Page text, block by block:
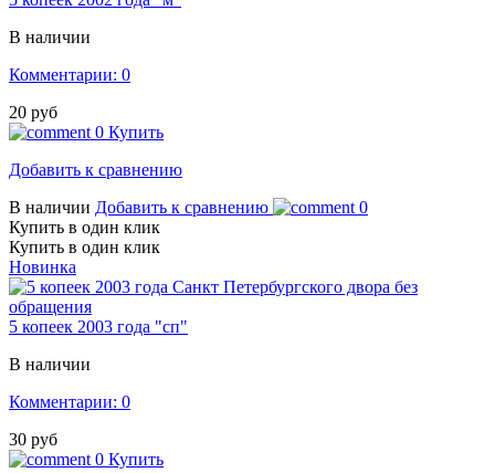
В наличии
Комментарии: 0
20 руб
0 Купить
Добавить к сравнению
В наличии Добавить к сравнению
0
Купить в один клик
Купить в один клик
Новинка
5 копеек 2003 года "сп"
В наличии
Комментарии: 0
30 руб
0 Купить